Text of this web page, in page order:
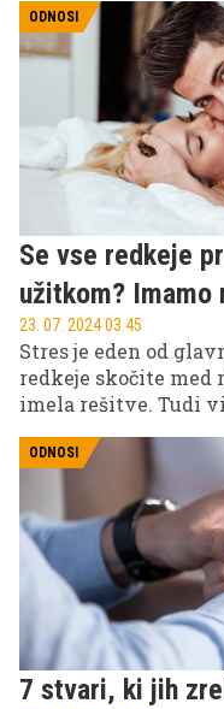
ODNOSI
Se vse redkeje
užitkom? Imamo
23. 07. 2024 03.45
Stres je eden od
redkeje skočite med
imela rešitve. Tudi
skrbi ugašajo vajino
akcije ponoči vedno
ODNOSI
7 stvari, ki jih